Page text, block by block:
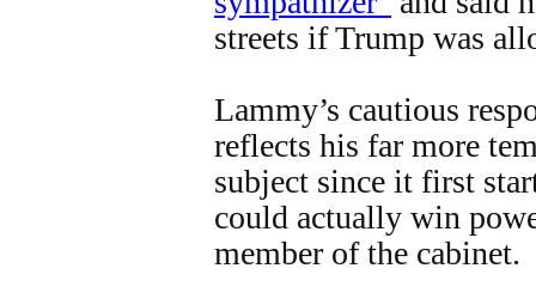
streets if Trump was
Lammy’s cautious
reflects his far more
subject since it first
could actually win
member of the cabinet.